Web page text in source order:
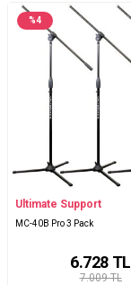
%4
Ultimate Support
MC-40B Pro 3 Pack
7.009 TL
6.728 TL